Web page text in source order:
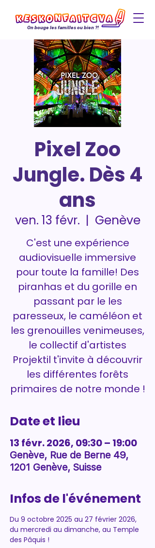
On bouge les familles ou bien ?!
Pixel Zoo
Jungle. Dès 4
ans
ven. 13 févr.
  |
Genève
C'est une expérience
audiovisuelle immersive
pour toute la famille! Des
piranhas et du gorille en
passant par le les
paresseux, le caméléon et
les grenouilles venimeuses,
le collectif d'artistes
Projektil t'invite à découvrir
les différentes forêts
primaires de notre monde !
Date et lieu
13 févr. 2026, 09:30 – 19:00
Genève, Rue de Berne 49,
1201 Genève, Suisse
Infos de l'événement
Du 9 octobre 2025 au 27 février 2026,
du mercredi au dimanche, au Temple
des Pâquis !